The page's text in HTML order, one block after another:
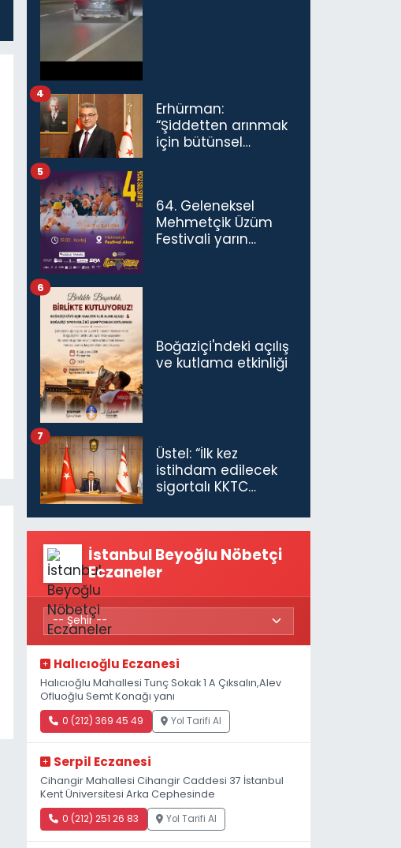
Erhürman:
“Şiddetten arınmak
için bütünsel
4
64. Geleneksel
Mehmetçik Üzüm
Festivali yarın
5
Boğaziçi'ndeki açılış
ve kutlama etkinliği
6
Üstel: “İlk kez
istihdam edilecek
sigortalı KKTC
maaş desteğini 35
bin TL'ye çıkardık”
7
İstanbul Beyoğlu Nöbetçi
Eczaneler
Halıcıoğlu Eczanesi
Halıcıoğlu Mahallesi Tunç Sokak 1 A Çıksalın,Alev
Ofluoğlu Semt Konağı yanı
0 (212) 369 45 49 Yol Tarifi Al
Serpil Eczanesi
Cihangir Mahallesi Cihangir Caddesi 37 İstanbul
Kent Üniversitesi Arka Cephesinde
0 (212) 251 26 83 Yol Tarifi Al